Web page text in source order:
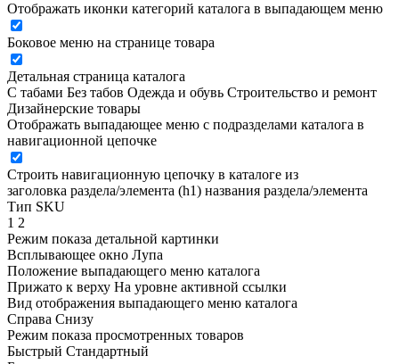
Отображать иконки категорий каталога в выпадающем меню
Боковое меню на странице товара
Детальная страница каталога
С табами Без табов Одежда и обувь Строительство и ремонт
Дизайнерские товары
Отображать выпадающее меню с подразделами каталога в
навигационной цепочке
Строить навигационную цепочку в каталоге из
заголовка раздела/элемента (h1) названия раздела/элемента
Тип SKU
1 2
Режим показа детальной картинки
Всплывающее окно Лупа
Положение выпадающего меню каталога
Прижато к верху На уровне активной ссылки
Вид отображения выпадающего меню каталога
Справа Снизу
Режим показа просмотренных товаров
Быстрый Стандартный